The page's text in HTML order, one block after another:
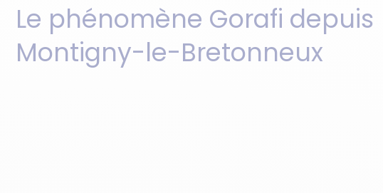
Le phénomène Gorafi depuis
Montigny-le-Bretonneux